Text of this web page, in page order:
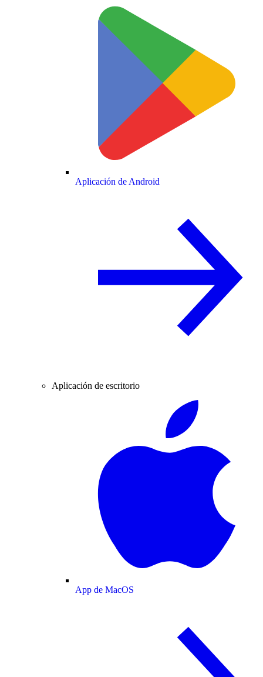
Aplicación de Android
Aplicación de escritorio
App de MacOS